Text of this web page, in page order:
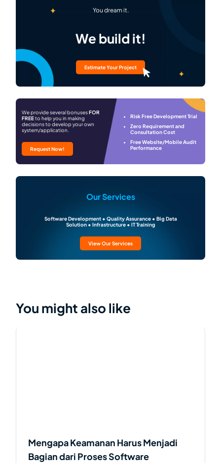
You dream it.
We build it!
Estimate Your Project
We provide several bonusesFOR
FREEto help you in making
decisions to develop your own
system/application.
Request Now!
Risk Free Development Trial
Zero Requirement and
Consultation Cost
Free Website/Mobile Audit
Performance
Our Services
Software Development • Quality Assurance • Big Data
Solution • Infrastructure • IT Training
View Our Services
You might also like
Mengapa Keamanan Harus Menjadi
Bagian dari Proses Software